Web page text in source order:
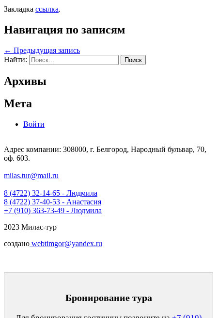
Закладка ссылка.
Навигация по записям
← Предыдущая запись
Найти:
Архивы
Мета
Войти
Адрес компании: 308000, г. Белгород, Народный бульвар, 70,
оф. 603.
milas.tur@mail.ru
8 (4722) 32-14-65 - Людмила
8 (4722) 37-40-53 - Анастасия
+7 (910) 363-73-49 - Людмила
2023 Милас-тур
создано webtimgor@yandex.ru
Бронирование тура